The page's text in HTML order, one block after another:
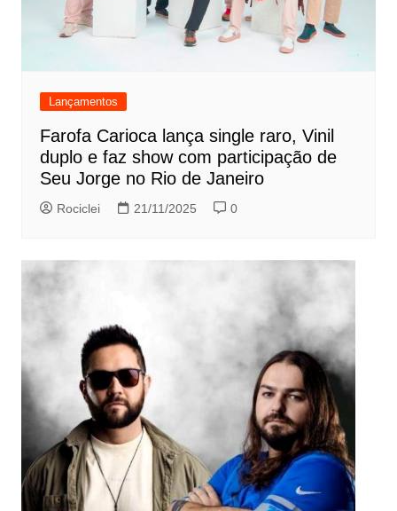
Lançamentos
Farofa Carioca lança single raro, Vinil
duplo e faz show com participação de
Seu Jorge no Rio de Janeiro
Rociclei 21/11/2025 0